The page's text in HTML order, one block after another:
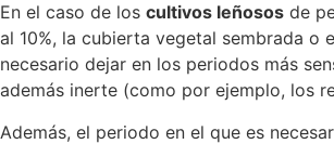
En el caso de los cultivos leñosos de
al 10%, la cubierta vegetal sembrada o
necesario dejar en los periodos más
además inerte (como por ejemplo, los
Además, el periodo en el que es